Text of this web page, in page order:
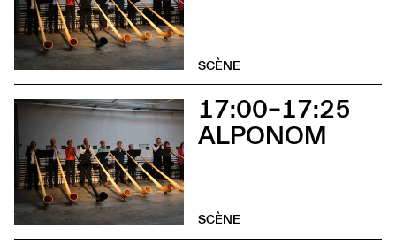
SCÈNE
17:00–17:25
ALPONOM
SCÈNE